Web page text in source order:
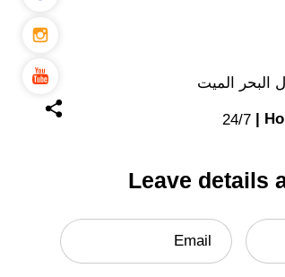
البحر الميت
|
24/7
Leave details
Email